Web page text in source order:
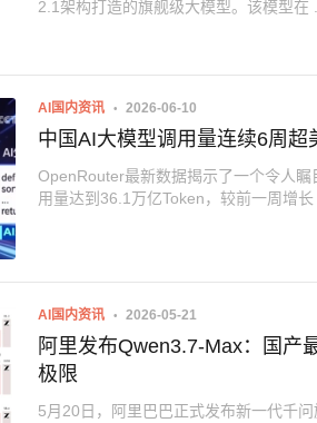
2.1架构打造的旗舰级大模型。该模型在 ...
AI国内资讯 2026-06-10
中国AI大模型调用量连续6周
OpenRouter最新数据揭示了一个令人
用量达到36.1万亿Token，较前一周增长
AI国内资讯 2026-05-21
阿里发布Qwen3.7-Max：国产
极限
5月20日，阿里巴巴正式发布新一代千